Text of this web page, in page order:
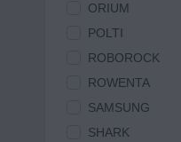
ORIUM
POLTI
ROBOROCK
ROWENTA
SAMSUNG
SHARK